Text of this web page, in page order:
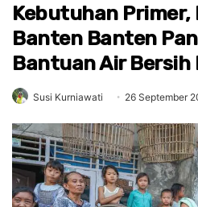
Kebutuhan Primer,
Banten Banten
Bantuan Air Bersih
Susi Kurniawati 26 September